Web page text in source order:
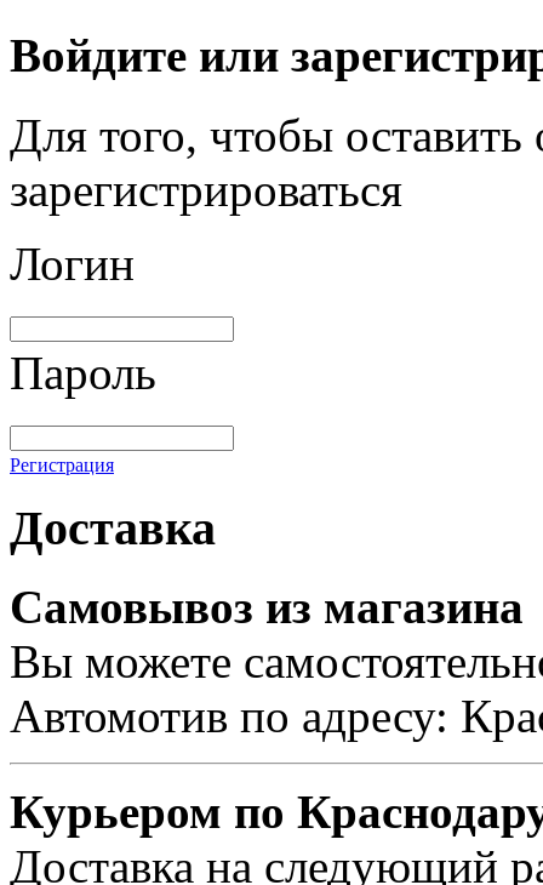
Войдите или
Для того, чтобы
зарегистрироваться
Логин
Пароль
Регистрация
Доставка
Самовывоз из магазина
Вы можете
Автомотив по адресу:
Курьером по
Доставка на следующий